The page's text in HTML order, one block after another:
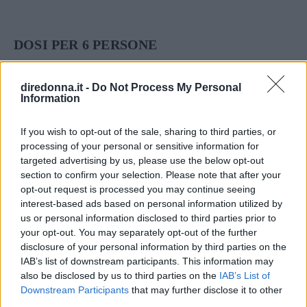
diredonna.it - Do Not Process My Personal
Information
If you wish to opt-out of the sale, sharing to third parties, or
processing of your personal or sensitive information for
targeted advertising by us, please use the below opt-out
section to confirm your selection. Please note that after your
opt-out request is processed you may continue seeing
interest-based ads based on personal information utilized by
us or personal information disclosed to third parties prior to
your opt-out. You may separately opt-out of the further
disclosure of your personal information by third parties on the
IAB’s list of downstream participants. This information may
also be disclosed by us to third parties on the IAB’s List of
Downstream Participants that may further disclose it to other
DOSI PER 6 PERSONE
900 g. di acciughe fresche
2 cucchiaiate di prezzemolo tritato
10 cucchiaiate d’olio extravergine d’oliva
sale – pepe
VINI CONSIGLIATI
SALICE SALENTINO PINOT BIANCO
SPUMANTE
CASTEL DEL MONTE BIANCO
FERMO/FRIZZANTE